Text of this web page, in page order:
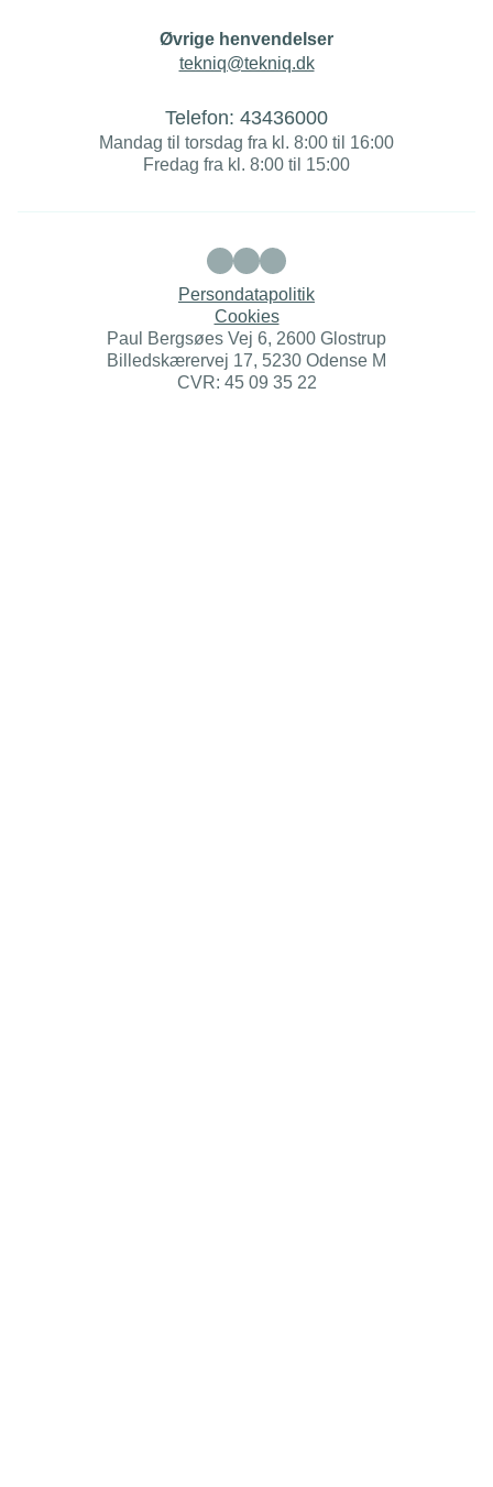
Øvrige henvendelser
tekniq@tekniq.dk
Telefon: 43436000
Mandag til torsdag fra kl. 8:00 til 16:00
Fredag fra kl. 8:00 til 15:00
Persondatapolitik
Cookies
Paul Bergsøes Vej 6, 2600 Glostrup
Billedskærervej 17, 5230 Odense M
CVR: 45 09 35 22